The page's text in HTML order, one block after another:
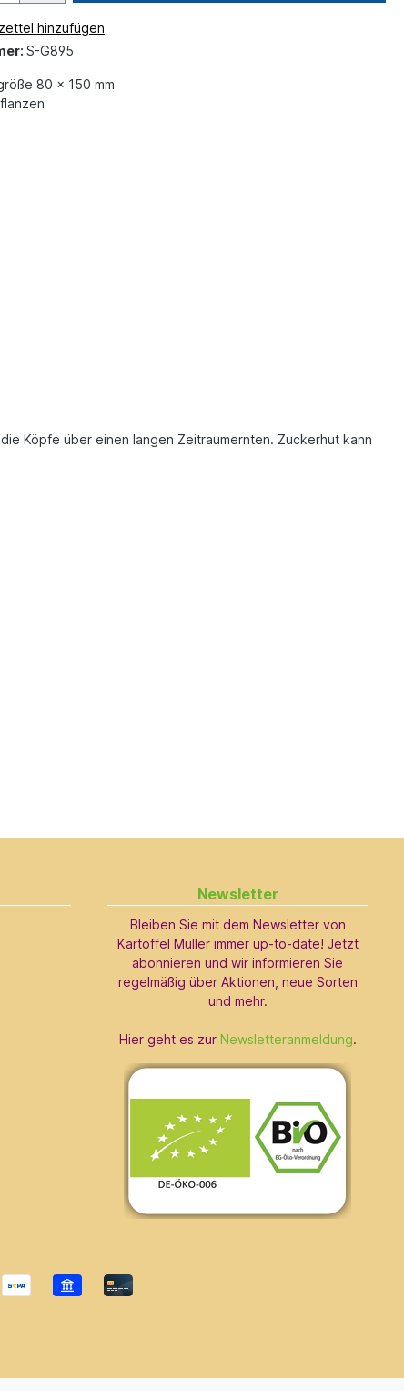
hinzufügen
S-G895
80 x 150 mm
Köpfe über einen langen Zeitraumernten. Zuckerhut kann
Newsletter
Bleiben Sie mit dem Newsletter von
Kartoffel Müller immer up-to-date! Jetzt
abonnieren und wir informieren Sie
regelmäßig über Aktionen, neue Sorten
und mehr.
Hier geht es zur Newsletteranmeldung.